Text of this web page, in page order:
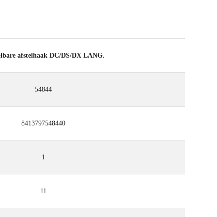
afstelhaak DC/DS/DX LANG.
54844
8413797548440
1
11